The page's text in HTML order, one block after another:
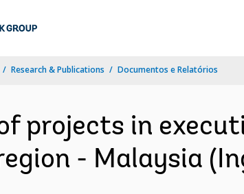
Research & Publications Documentos e Relatórios
projects in
- Malaysia